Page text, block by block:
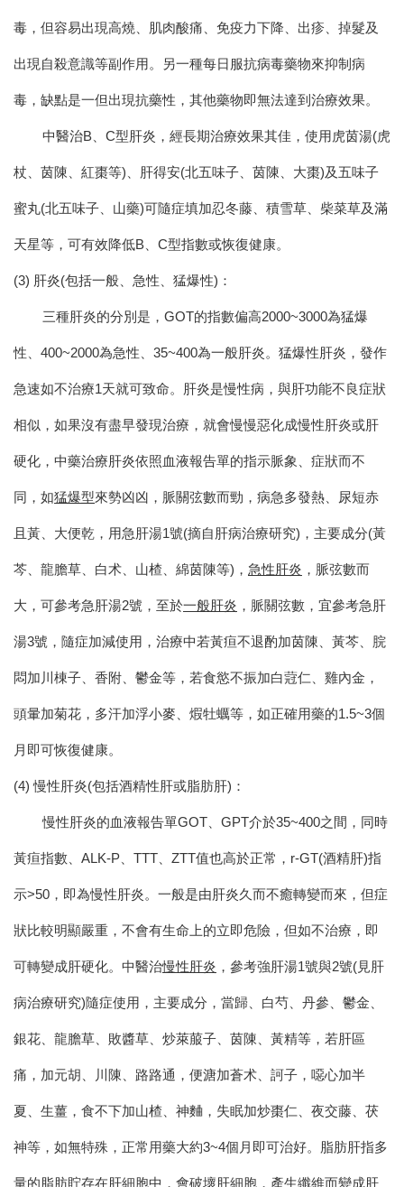
毒，但容易出現高燒、肌肉酸痛、免疫力下降、出疹、掉髮及
出現自殺意識等副作用。 另一種每日服抗病毒藥物來抑制病
毒，缺點是一但出現抗藥性，其他藥物即無法達到治療效果。
中醫治B、C型肝炎，經長期治療效果其佳，使用虎茵湯(虎
杖、茵陳、紅棗等)、肝得安(北五味子、茵陳、大棗)及五味子
蜜丸(北五味子、山藥)可隨症填加忍冬藤、積雪草、柴菜草及滿
天星等，可有效降低B、C型指數或恢復健康。
(3) 肝炎(包括一般、急性、猛爆性)：
三種肝炎的分別是，GOT的指數偏高2000~3000為猛爆
性、400~2000為急性、35~400為一般肝炎。猛爆性肝炎，發作
急速如不治療1天就可致命。肝炎是慢性病，與肝功能不良症狀
相似，如果沒有盡早發現治療，就會慢慢惡化成慢性肝炎或肝
硬化，中藥治療肝炎依照血液報告單的指示脈象、症狀而不
同，如猛爆型來勢凶凶，脈關弦數而勁，病急多發熱、尿短赤
且黃、大便乾，用急肝湯1號(摘自肝病治療研究)，主要成分(黃
芩、龍膽草、白术、山楂、綿茵陳等)， 急性肝炎 ，脈弦數而
大，可參考急肝湯2號，至於一般肝炎 ，脈關弦數，宜參考急肝
湯3號，隨症加減使用，治療中若黃疸不退酌加茵陳、黃芩、脘
悶加川棟子、香附、鬱金等，若食慾不振加白蒄仁、雞內金，
頭暈加菊花，多汗加浮小麥、煆牡蠣等，如正確用藥的1.5~3個
月即可恢復健康。
(4) 慢性肝炎(包括酒精性肝或脂肪肝)：
慢性肝炎的血液報告單GOT、GPT介於35~400之間，同時
黃疸指數、ALK-P、TTT、ZTT值也高於正常，r-GT(酒精肝)指
示>50，即為慢性肝炎。 一般是由肝炎久而不癒轉變而來，但症
狀比較明顯嚴重，不會有生命上的立即危險，但如不治療，即
可轉變成肝硬化。中醫治慢性肝炎 ，參考強肝湯1號與2號(見肝
病治療研究)隨症使用，主要成分，當歸、白芍、丹參、鬱金、
銀花、龍膽草、敗醬草、炒萊菔子、茵陳、黃精等，若肝區
痛，加元胡、川陳、路路通，便溏加蒼术、訶子，噁心加半
夏、生薑，食不下加山楂、神麯，失眠加炒棗仁、夜交藤、茯
神等，如無特殊，正常用藥大約3~4個月即可治好。 脂肪肝指多
量的脂肪貯存在肝細胞中，會破壞肝細胞，產生纖維而變成肝